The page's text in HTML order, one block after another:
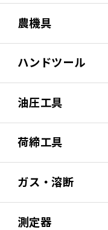
農機具
ハンドツール
油圧工具
荷締工具
ガス・溶断
測定器